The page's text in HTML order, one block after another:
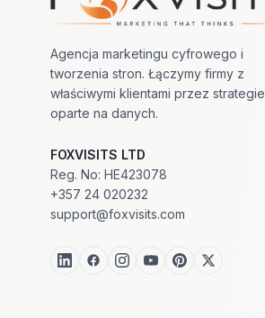
Agencja marketingu cyfrowego i
tworzenia stron. Łączymy firmy z
właściwymi klientami przez strategie
oparte na danych.
FOXVISITS LTD
Reg. No: HE423078
+357 24 020232
support@foxvisits.com